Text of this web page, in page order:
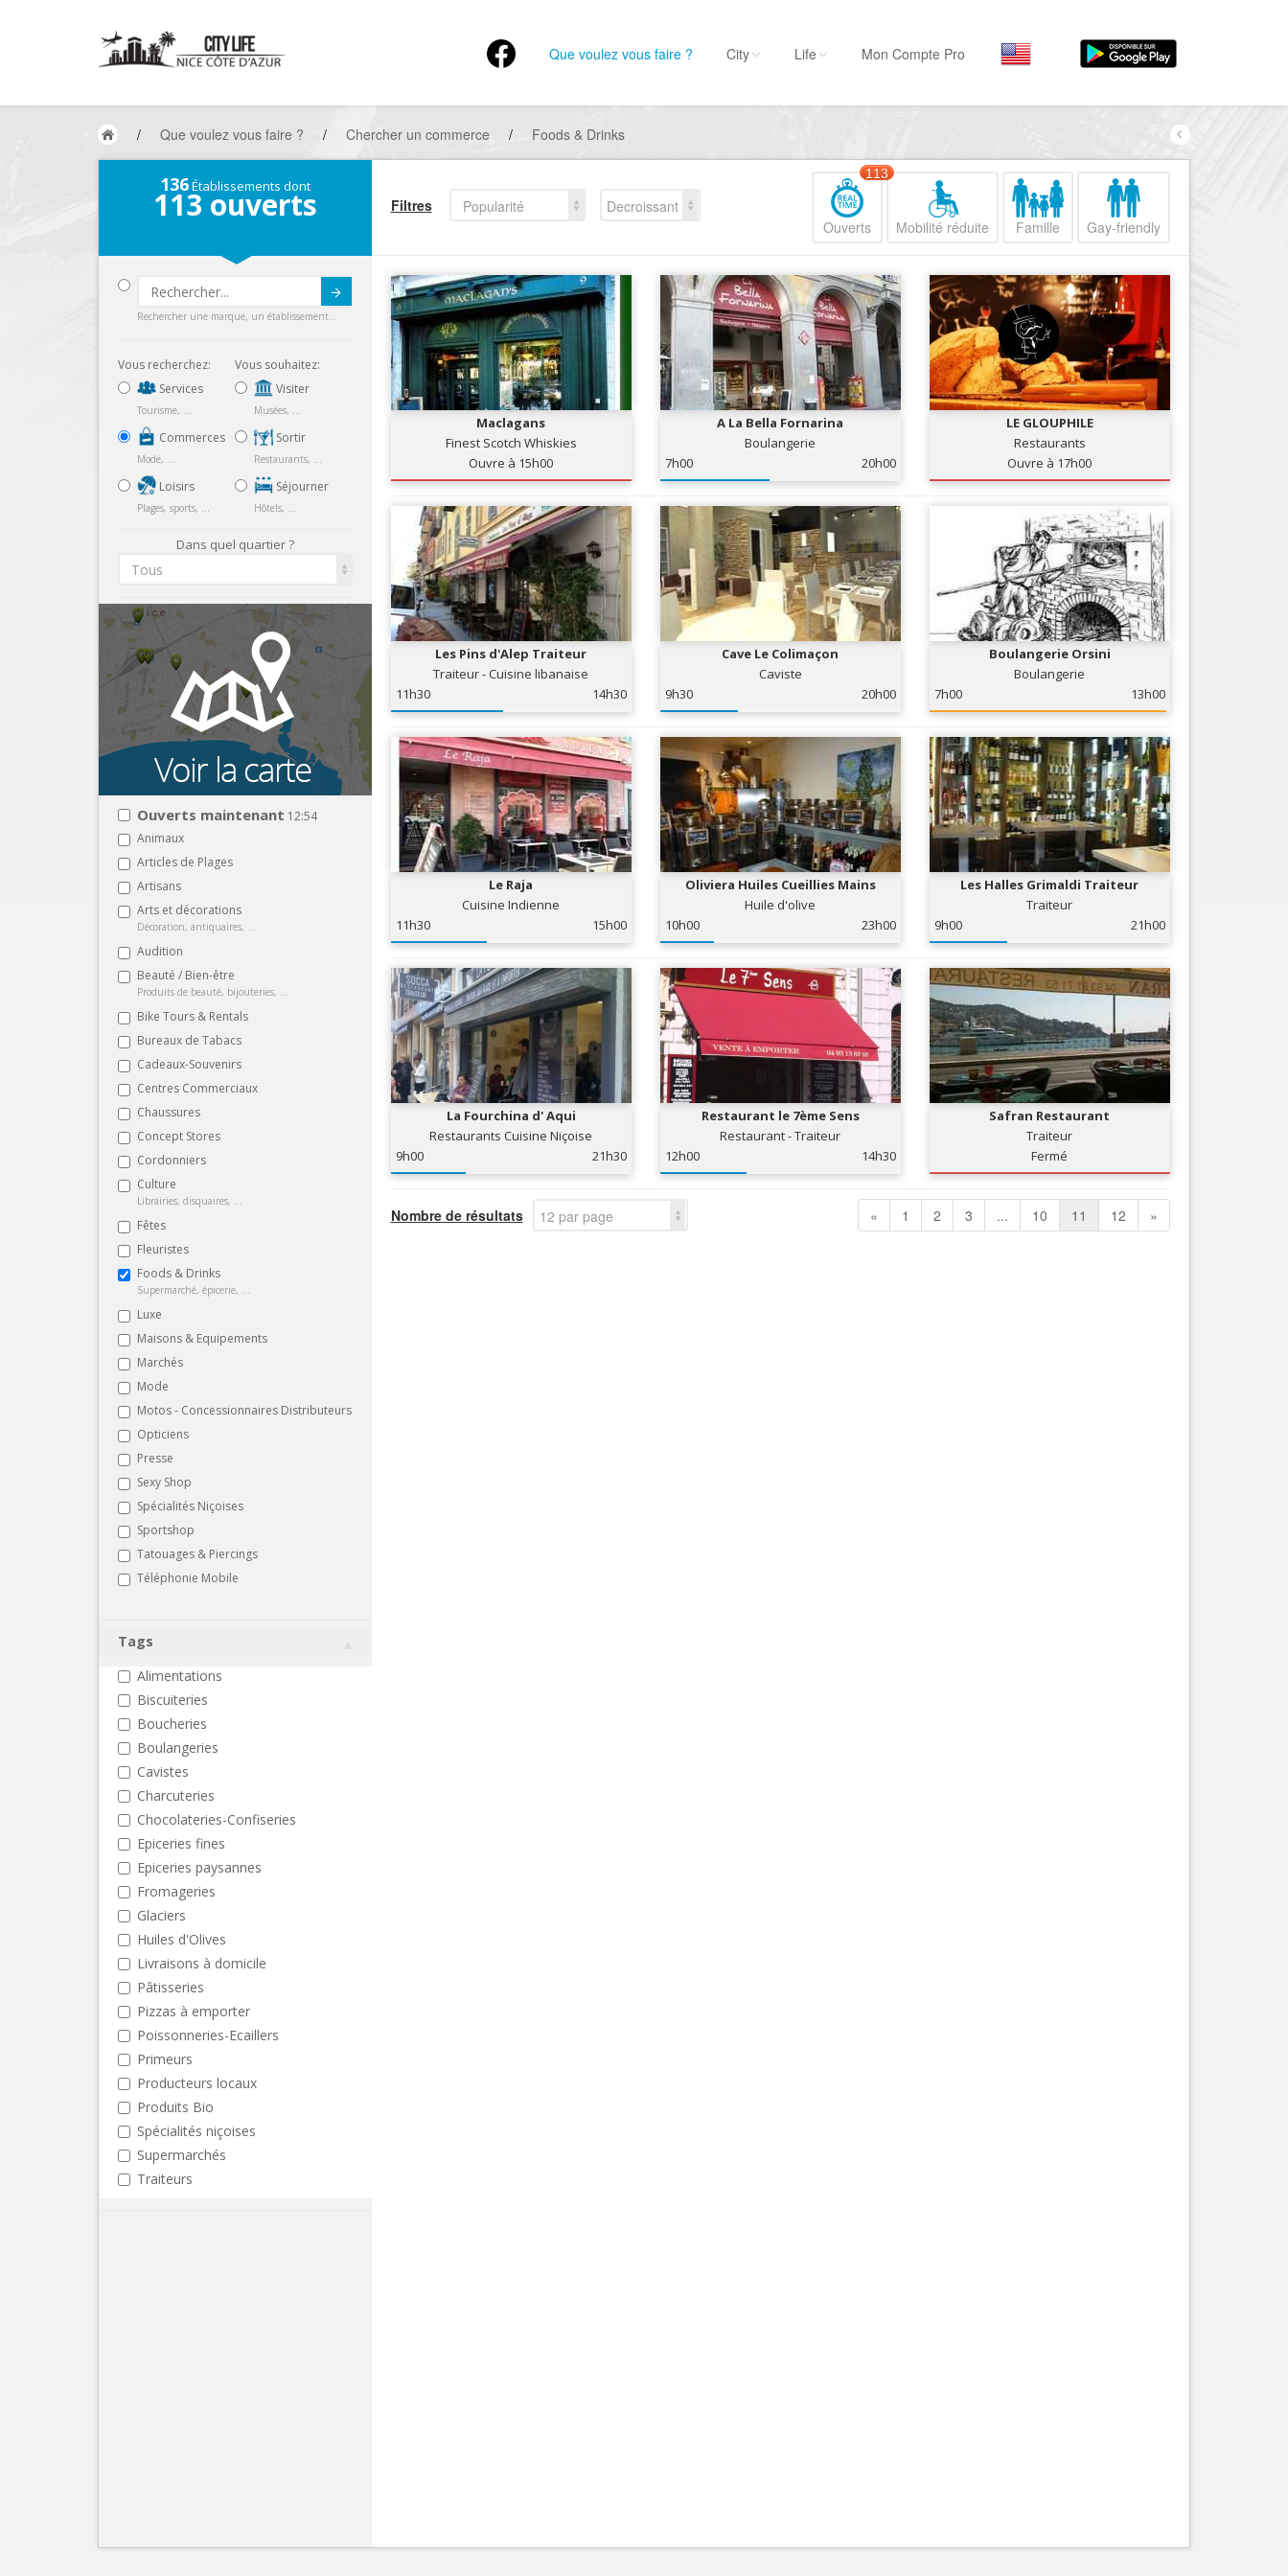
Que voulez vous faire ?
Hôtels, ...
Visiter
Sortir
Restaurants, ...
Commerces
Mode, ...
Loisirs
Plages, sports, ...
Services
Tourisme, ...
Par quartiers
Nice Promenade du
Nice le Port
Nice le Vieux Nice
Nice le Coeur de Ville
Nice les Collines Niçoises
Nice le petit Marais Niçois
Nice la plaine du Var
Nice Aéroport
City Life Mon Compte Pro
/ Que voulez vous faire ? / Chercher un commerce / Foods & Drinks
136Établissements dont
113 ouverts
Rechercher une marque, un établissement...
Vous recherchez:
Services
Tourisme, ...
Commerces
Mode, ...
Loisirs
Plages, sports, ...
Vous souhaitez:
Visiter
Musées, ...
Sortir
Restaurants, ...
Séjourner
Hôtels, ...
Dans quel quartier ?
Tous
Ouverts maintenant 12:54
Animaux
Articles de Plages
Artisans
Arts et décorations
Décoration, antiquaires, ...
Audition
Beauté / Bien-être
Produits de beauté, bijouteries, ...
Bike Tours & Rentals
Bureaux de Tabacs
Cadeaux-Souvenirs
Centres Commerciaux
Chaussures
Concept Stores
Cordonniers
Culture
Librairies, disquaires, ...
Fêtes
Fleuristes
Foods & Drinks
Supermarché, épicerie, ...
Luxe
Maisons & Equipements
Marchés
Mode
Motos - Concessionnaires Distributeurs
Opticiens
Presse
Sexy Shop
Spécialités Niçoises
Sportshop
Tatouages & Piercings
Téléphonie Mobile
Tags
Alimentations
Biscuiteries
Boucheries
Boulangeries
Cavistes
Charcuteries
Chocolateries-Confiseries
Epiceries fines
Epiceries paysannes
Fromageries
Glaciers
Huiles d'Olives
Livraisons à domicile
Pâtisseries
Pizzas à emporter
Poissonneries-Ecaillers
Primeurs
Producteurs locaux
Produits Bio
Spécialités niçoises
Supermarchés
Traiteurs
Filtres Popularité
Decroissant
Ouverts
113
Mobilité réduite Famille Gay-friendly
Maclagans
Finest Scotch Whiskies
Ouvre à 15h00
A La Bella Fornarina
Boulangerie
7h00
20h00
LE GLOUPHILE
Restaurants
Ouvre à 17h00
Les Pins d'Alep Traiteur
Traiteur - Cuisine libanaise
11h30
14h30
Cave Le Colimaçon
Caviste
9h30
20h00
Boulangerie Orsini
Boulangerie
7h00
13h00
Le Raja
Cuisine Indienne
11h30
15h00
Oliviera Huiles Cueillies Mains
Huile d'olive
10h00
23h00
Les Halles Grimaldi Traiteur
Traiteur
9h00
21h00
La Fourchina d' Aqui
Restaurants Cuisine Niçoise
9h00
21h30
Restaurant le 7ème Sens
Restaurant - Traiteur
12h00
14h30
Safran Restaurant
Traiteur
Fermé
Nombre de résultats 12 par page « 1 2 3 ... 10 11 12 »